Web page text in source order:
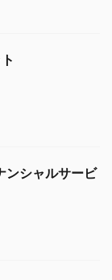
シャルサービ